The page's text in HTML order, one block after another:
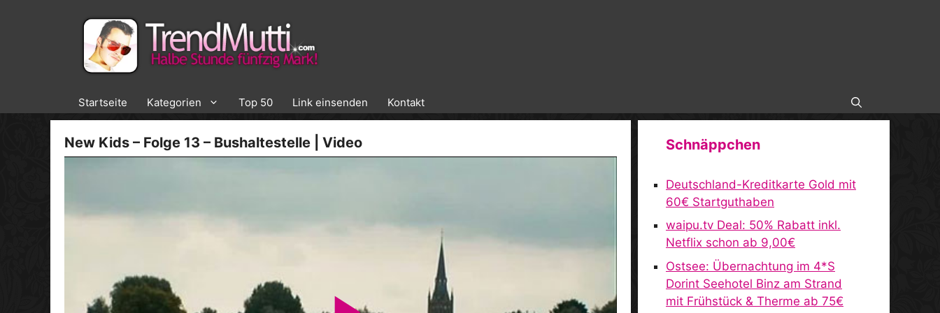
Startseite Kategorien Top 50 Link einsenden Kontakt
New Kids – Folge 13 – Bushaltestelle | Video Schnäppchen
Deutschland-Kreditkarte Gold mit
60€ Startguthaben
waipu.tv Deal: 50% Rabatt inkl.
Netflix schon ab 9,00€
Ostsee: Übernachtung im 4*S
Dorint Seehotel Binz am Strand
mit Frühstück & Therme ab 75€